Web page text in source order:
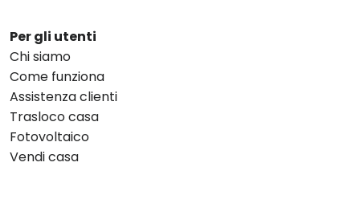
Per gli utenti
Chi siamo
Come funziona
Assistenza clienti
Trasloco casa
Fotovoltaico
Vendi casa